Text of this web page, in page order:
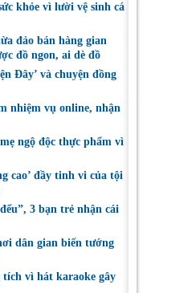
khỏe vì lười vệ sinh cá
đảo bán hàng gian
đồ ngon, ai dè đồ
Đây’ và chuyện đồng
nhiệm vụ online, nhận
ngộ độc thực phẩm vì
cao’ đầy tinh vi của tội
3 bạn trẻ nhận cái
dân gian biến tướng
vì hát karaoke gây